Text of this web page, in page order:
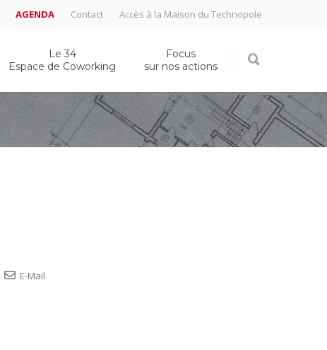
AGENDA Contact Accès à la Maison du Technopole
Le 34
Espace de Coworking
Focus
sur nos actions
E-Mail